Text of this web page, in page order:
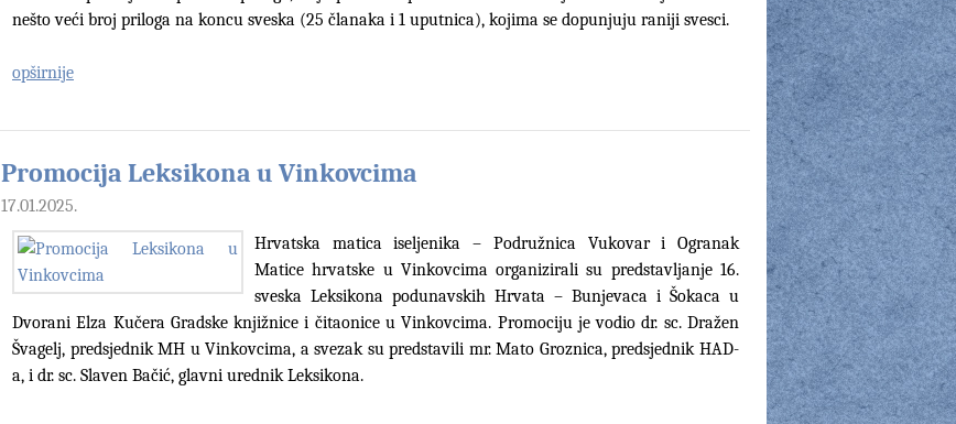
nešto veći broj priloga na koncu sveska (25 članaka i 1 uputnica), kojima se dopunjuju raniji svesci.
opširnije
Promocija Leksikona u Vinkovcima
17.01.2025.
Hrvatska matica iseljenika – Podružnica Vukovar i Ogranak
Matice hrvatske u Vinkovcima organizirali su predstavljanje 16.
sveska Leksikona podunavskih Hrvata – Bunjevaca i Šokaca u
Dvorani Elza Kučera Gradske knjižnice i čitaonice u Vinkovcima. Promociju je vodio dr. sc. Dražen
Švagelj, predsjednik MH u Vinkovcima, a svezak su predstavili mr. Mato Groznica, predsjednik HAD-
a, i dr. sc. Slaven Bačić, glavni urednik Leksikona.